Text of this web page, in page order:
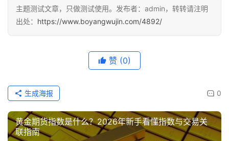
主题测试文章，只做测试使用。发布者：admin，转转请注明
出处： https://www.boyangwujin.com/4892/
赞 (0)
0
生成海报
黄金期货指数是什么？2026年新手看懂指数与交易关
联指南